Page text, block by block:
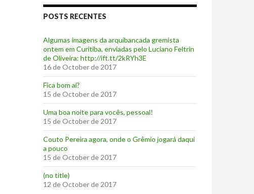
POSTS RECENTES
Algumas imagens da arquibancada gremista
ontem em Curitiba, enviadas pelo Luciano Feltrin
de Oliveira: http://ift.tt/2kRYh3E
16 de October de 2017
‪Fica bom aí?‬
15 de October de 2017
Uma boa noite para vocês, pessoal!
15 de October de 2017
‪Couto Pereira agora, onde o Grêmio jogará daqui
a pouco ‬
15 de October de 2017
(no title)
12 de October de 2017